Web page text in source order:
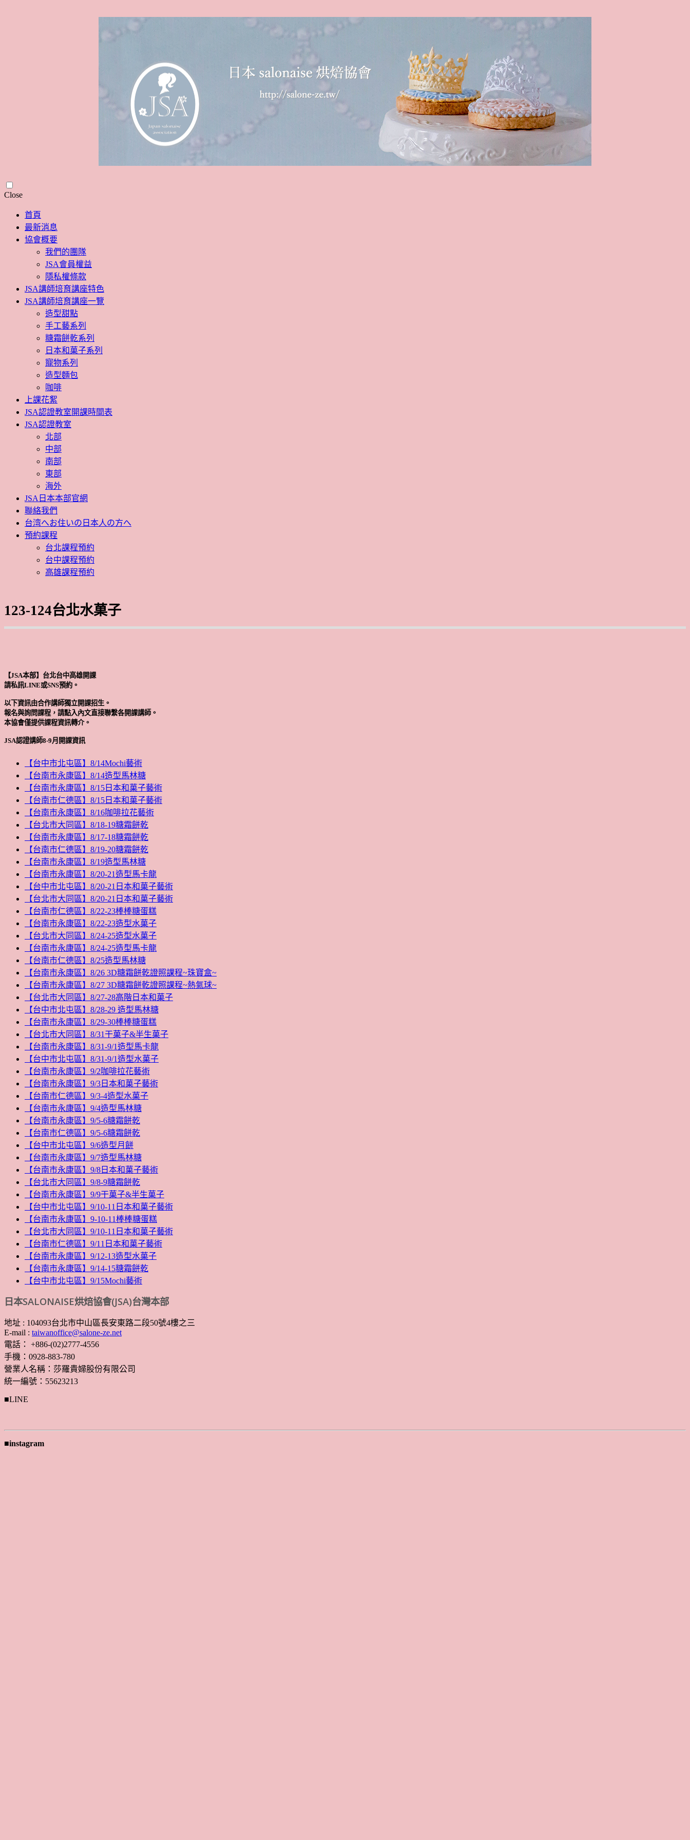
CloseSkip
content
首頁
最新消息
協會概要
我們的團隊
JSA會員權益
隱私權條款
JSA講師培育講座特色
JSA講師培育講座一覽
造型甜點
手工藝系列
糖霜餅乾系列
日本和菓子系列
寵物系列
造型麵包
咖啡
上課花絮
JSA認證教室開課時間表
JSA認證教室
北部
中部
南部
東部
海外
JSA日本本部官網
聯絡我們
台湾へお住いの日本人の方へ
預約課程
台北課程預約
台中課程預約
高雄課程預約
123-124台北水菓子
【JSA本部】台北台中高雄開課
請私訊LINE或SNS預約。
以下資訊由合作講師獨立開課招生。
報名與詢問課程，請點入內文直接聯繫各開課講師。
本協會僅提供課程資訊轉介。
JSA認證講師8-9月開課資訊
【台中市北屯區】8/14Mochi藝術
【台南市永康區】8/14造型馬林糖
【台南市永康區】8/15日本和菓子藝術
【台南市仁德區】8/15日本和菓子藝術
【台南市永康區】8/16咖啡拉花藝術
【台北市大同區】8/18-19糖霜餅乾
【台南市永康區】8/17-18糖霜餅乾
【台南市仁德區】8/19-20糖霜餅乾
【台南市永康區】8/19造型馬林糖
【台南市永康區】8/20-21造型馬卡龍
【台中市北屯區】8/20-21日本和菓子藝術
【台北市大同區】8/20-21日本和菓子藝術
【台南市仁德區】8/22-23棒棒糖蛋糕
【台南市永康區】8/22-23造型水菓子
【台北市大同區】8/24-25造型水菓子
【台南市永康區】8/24-25造型馬卡龍
【台南市仁德區】8/25造型馬林糖
【台南市永康區】8/26 3D糖霜餅乾證照課程~珠寶盒~
【台南市永康區】8/27 3D糖霜餅乾證照課程~熱氣球~
【台北市大同區】8/27-28高階日本和菓子
【台中市北屯區】8/28-29 造型馬林糖
【台南市永康區】8/29-30棒棒糖蛋糕
【台北市大同區】8/31干菓子&半生菓子
【台南市永康區】8/31-9/1造型馬卡龍
【台中市北屯區】8/31-9/1造型水菓子
【台南市永康區】9/2咖啡拉花藝術
【台南市永康區】9/3日本和菓子藝術
【台南市仁德區】9/3-4造型水菓子
【台南市永康區】9/4造型馬林糖
【台南市永康區】9/5-6糖霜餅乾
【台南市仁德區】9/5-6糖霜餅乾
【台中市北屯區】9/6造型月餅
【台南市永康區】9/7造型馬林糖
【台南市永康區】9/8日本和菓子藝術
【台北市大同區】9/8-9糖霜餅乾
【台南市永康區】9/9干菓子&半生菓子
【台中市北屯區】9/10-11日本和菓子藝術
【台南市永康區】9-10-11棒棒糖蛋糕
【台北市大同區】9/10-11日本和菓子藝術
【台南市仁德區】9/11日本和菓子藝術
【台南市永康區】9/12-13造型水菓子
【台南市永康區】9/14-15糖霜餅乾
【台中市北屯區】9/15Mochi藝術
日本SALONAISE烘焙協會(JSA)台灣本部
地址 : 104093台北市中山區長安東路二段50號4樓之三
E-mail : taiwanoffice@salone-ze.net
電話： +886-(02)2777-4556
手機：0928-883-780
營業人名稱：莎羅貴婦股份有限公司
統一編號：55623213
■LINE
■instagram